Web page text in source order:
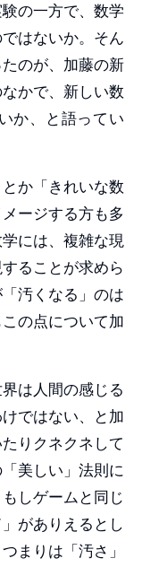
の一方で、数学
はないか。そん
のが、加藤の新
かで、新しい数
か、と語ってい
か「きれいな数
ージする方も多
には、複雑な現
ることが求めら
汚くなる」のは
の点について加
は人間の感じる
ではない、と加
りクネクネして
美しい」法則に
しゲームと同じ
がありえるとし
まりは「汚さ」